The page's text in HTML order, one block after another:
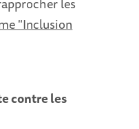
"Inclusion
contre les